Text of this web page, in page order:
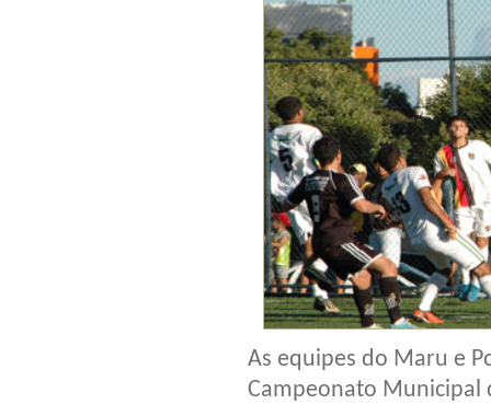
As equipes do Maru e
Campeonato Municipal